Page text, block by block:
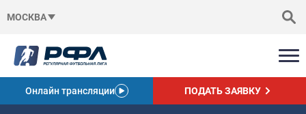
МОСКВА
Онлайн трансляции ПОДАТЬ ЗАЯВКУ